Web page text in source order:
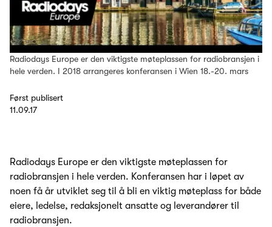
Radiodays Europe er den viktigste møteplassen for radiobransjen i
hele verden. I 2018 arrangeres konferansen i Wien 18.-20. mars
Først publisert
11.09.17
Radiodays Europe er den viktigste møteplassen for
radiobransjen i hele verden. Konferansen har i løpet av
noen få år utviklet seg til å bli en viktig møteplass for både
eiere, ledelse, redaksjonelt ansatte og leverandører til
radiobransjen.